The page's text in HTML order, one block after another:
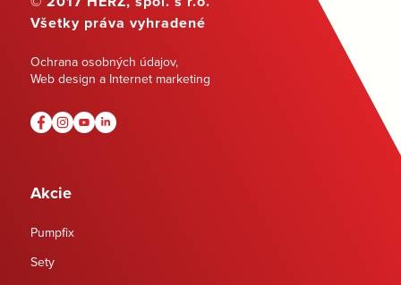
Všetky práva vyhradené
Ochrana osobných údajov,
Web design a Internet marketing
Akcie
Pumpfix
Sety